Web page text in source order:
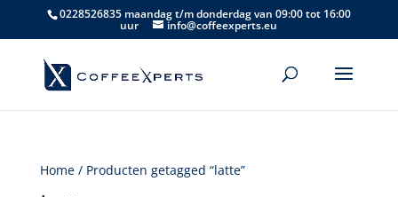
0228526835 maandag t/m donderdag van 09:00 tot 16:00
uur info@coffeexperts.eu
Home/ Producten getagged “latte”